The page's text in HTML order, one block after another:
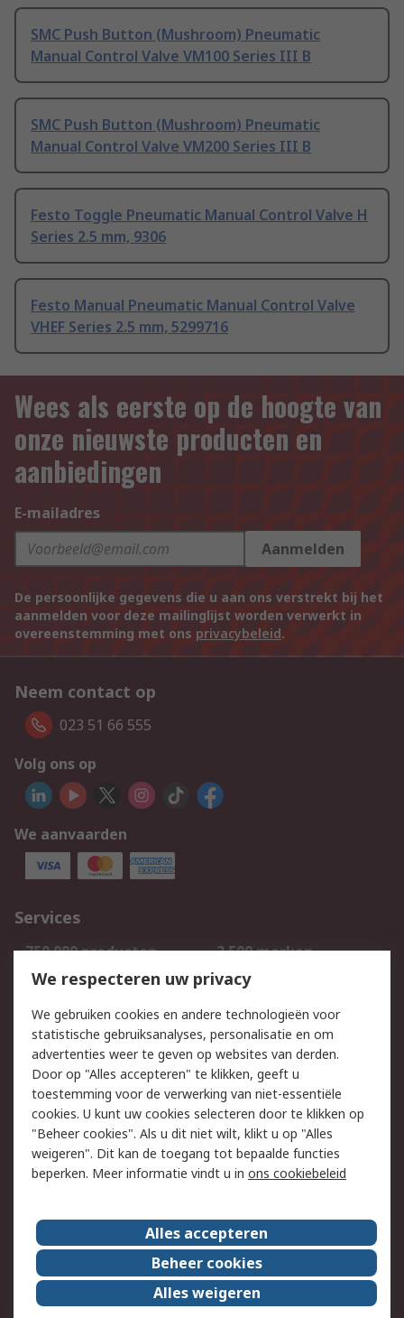
SMC Push Button (Mushroom) Pneumatic
Manual Control Valve VM100 Series III B
SMC Push Button (Mushroom) Pneumatic
Manual Control Valve VM200 Series III B
Festo Toggle Pneumatic Manual Control Valve H
Series 2.5 mm, 9306
Festo Manual Pneumatic Manual Control Valve
VHEF Series 2.5 mm, 5299716
Wees als eerste op de hoogte van
onze nieuwste producten en
aanbiedingen
E-mailadres
Aanmelden
De persoonlijke gegevens die u aan ons verstrekt bij het
aanmelden voor deze mailinglijst worden verwerkt in
overeenstemming met ons privacybeleid.
Neem contact op
023 51 66 555
Volg ons op
We aanvaarden
Services
750.000 producten
2.500 merken
Bestellen
Inkoopoplossingen
Track & Trace
Wettelijk
Cookiebeleid
Email veiligheid
Privacybeleid
Websitevoorwaarden
Algemene
verkoopvoorwaarden
Over RS
RS Group
Over ons
RS wereldwijd
Werken bij RS
ESG
We respecteren uw privacy
We gebruiken cookies en andere technologieën voor
statistische gebruiksanalyses, personalisatie en om
advertenties weer te geven op websites van derden.
Door op "Alles accepteren" te klikken, geeft u
toestemming voor de verwerking van niet-essentiële
cookies. U kunt uw cookies selecteren door te klikken op
"Beheer cookies". Als u dit niet wilt, klikt u op "Alles
weigeren". Dit kan de toegang tot bepaalde functies
beperken. Meer informatie vindt u in ons cookiebeleid
Alles accepteren
Beheer cookies
Alles weigeren